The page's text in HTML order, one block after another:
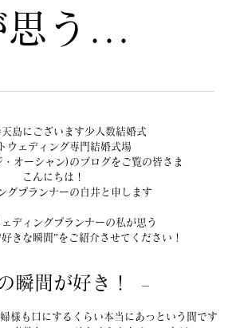
思う...
島にございます少人数結婚式
ウェディング専門結婚式場
オーシャン)のブログをご覧の皆さま
こんにちは！
グプランナーの白井と申します
ディングプランナーの私が思う
きな瞬間”をご紹介させてください！
瞬間が好き！ －
様も口にするくらい本当にあっという間です